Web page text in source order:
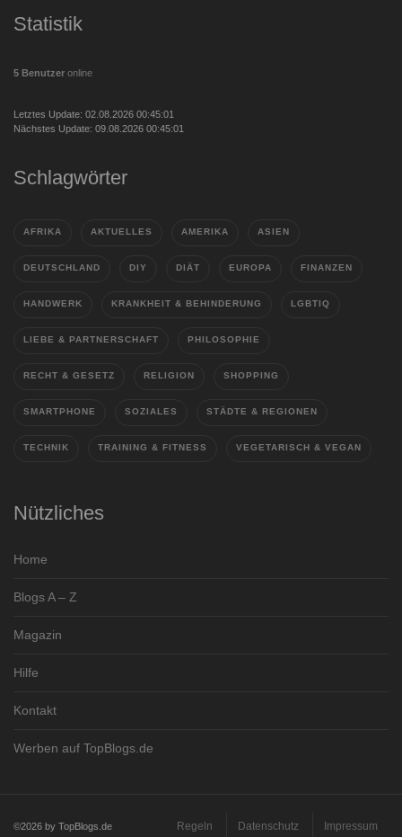
Statistik
5 Benutzer online
Letztes Update: 02.08.2026 00:45:01
Nächstes Update: 09.08.2026 00:45:01
Schlagwörter
AFRIKA AKTUELLES AMERIKA ASIEN
DEUTSCHLAND DIY DIÄT EUROPA FINANZEN
HANDWERK KRANKHEIT & BEHINDERUNG LGBTIQ
LIEBE & PARTNERSCHAFT PHILOSOPHIE
RECHT & GESETZ RELIGION SHOPPING
SMARTPHONE SOZIALES STÄDTE & REGIONEN
TECHNIK TRAINING & FITNESS VEGETARISCH & VEGAN
Nützliches
Home
Blogs A – Z
Magazin
Hilfe
Kontakt
Werben auf TopBlogs.de
©2026 by TopBlogs.de Regeln Datenschutz Impressum